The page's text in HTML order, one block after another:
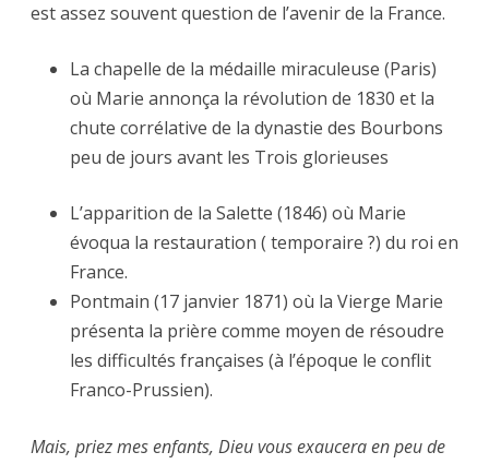
est assez souvent question de l’avenir de la France.
La chapelle de la médaille miraculeuse (Paris)
où Marie annonça la révolution de 1830 et la
chute corrélative de la dynastie des Bourbons
peu de jours avant les Trois glorieuses
L’apparition de la Salette (1846) où Marie
évoqua la restauration ( temporaire ?) du roi en
France.
Pontmain (17 janvier 1871) où la Vierge Marie
présenta la prière comme moyen de résoudre
les difficultés françaises (à l’époque le conflit
Franco-Prussien).
Mais, priez mes enfants, Dieu vous exaucera en peu de